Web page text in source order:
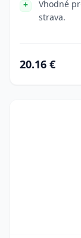
Vhodné
strava.
20.16 €